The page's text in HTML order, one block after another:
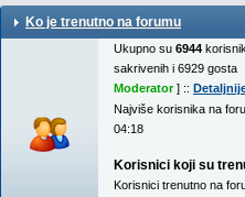
Ko je trenutno na forumu
Ukupno su 6944
sakrivenih i 6929
Moderator] ::
Najviše korisnika na
04:18
Korisnici koji su
Korisnici trenutno na